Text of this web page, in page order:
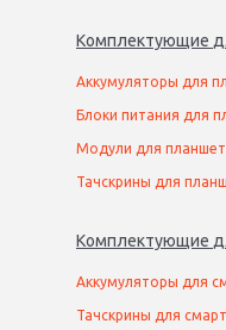
Комплектующие
Аккумуляторы для
Блоки питания для
Модули для
Тачскрины для
Комплектующие
Аккумуляторы для
Тачскрины для